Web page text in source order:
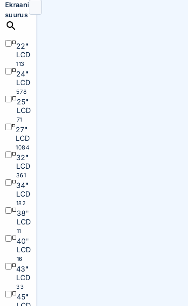
Ekraani
suurus
22"
LCD
113
24"
LCD
578
25"
LCD
71
27"
LCD
1084
32"
LCD
361
34"
LCD
182
38"
LCD
11
40"
LCD
16
43"
LCD
33
45"